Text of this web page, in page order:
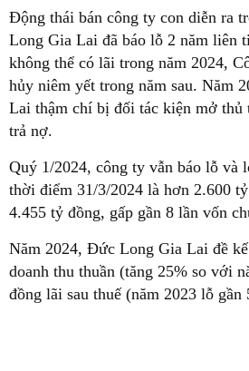
Động thái bán công ty con diễn ra
Long Gia Lai đã báo lỗ 2 năm liên
không thể có lãi trong năm 2024,
hủy niêm yết trong năm sau. Năm
Lai thậm chí bị đối tác kiện mở thủ
trả nợ.
Quý 1/2024, công ty vẫn báo lỗ và
thời điểm 31/3/2024 là hơn 2.600
4.455 tỷ đồng, gấp gần 8 lần vốn
Năm 2024, Đức Long Gia Lai đề
doanh thu thuần (tăng 25% so với
đồng lãi sau thuế (năm 2023 lỗ gần